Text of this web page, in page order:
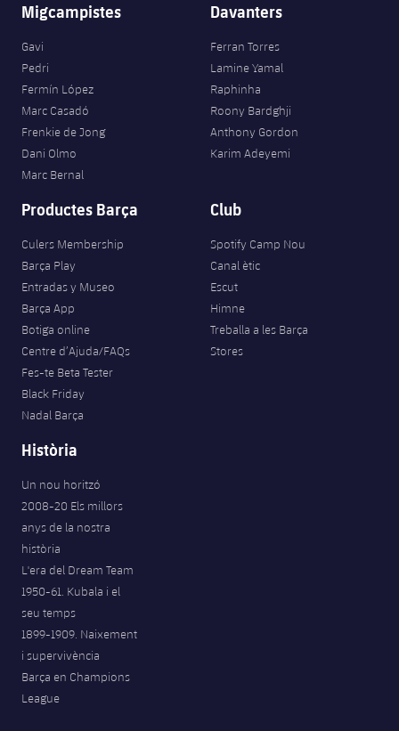
Migcampistes
Gavi
Pedri
Fermín López
Marc Casadó
Frenkie de Jong
Dani Olmo
Marc Bernal
Davanters
Ferran Torres
Lamine Yamal
Raphinha
Roony Bardghji
Anthony Gordon
Karim Adeyemi
Productes Barça
Culers Membership
Barça Play
Entradas y Museo
Barça App
Botiga online
Centre d’Ajuda/FAQs
Fes-te Beta Tester
Black Friday
Nadal Barça
Club
Spotify Camp Nou
Canal ètic
Escut
Himne
Treballa a les Barça
Stores
Història
Un nou horitzó
2008-20 Els millors
anys de la nostra
història
L'era del Dream Team
1950-61. Kubala i el
seu temps
1899-1909. Naixement
i supervivència
Barça en Champions
League